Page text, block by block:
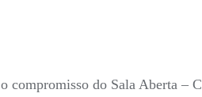
do Sala Aberta –